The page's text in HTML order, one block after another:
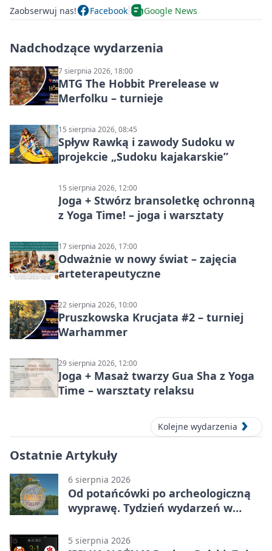
Zaobserwuj nas! Facebook Google News
Nadchodzące wydarzenia
7 sierpnia 2026, 18:00
MTG The Hobbit Prerelease w
Merfolku – turnieje
15 sierpnia 2026, 08:45
Spływ Rawką i zawody Sudoku w
projekcie „Sudoku kajakarskie”
15 sierpnia 2026, 12:00
Joga + Stwórz bransoletkę ochronną
z Yoga Time! – joga i warsztaty
17 sierpnia 2026, 17:00
Odważnie w nowy świat – zajęcia
arteterapeutyczne
22 sierpnia 2026, 10:00
Pruszkowska Krucjata #2 – turniej
Warhammer
29 sierpnia 2026, 12:00
Joga + Masaż twarzy Gua Sha z Yoga
Time – warsztaty relaksu
Kolejne wydarzenia
Ostatnie Artykuły
6 sierpnia 2026
Od potańcówki po archeologiczną
wyprawę. Tydzień wydarzeń w
5 sierpnia 2026